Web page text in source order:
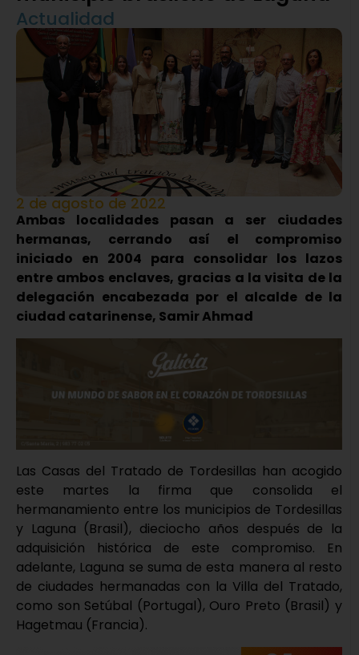
Actualidad
2 de agosto de 2022
Ambas localidades pasan a ser ciudades
hermanas, cerrando así el compromiso
iniciado en 2004 para consolidar los lazos
entre ambos enclaves, gracias a la visita de la
delegación encabezada por el alcalde de la
ciudad catarinense, Samir Ahmad
Las Casas del Tratado de Tordesillas han acogido
este martes la firma que consolida el
hermanamiento entre los municipios de Tordesillas
y Laguna (Brasil), dieciocho años después de la
adquisición histórica de este compromiso. En
adelante, Laguna se suma de esta manera al resto
de ciudades hermanadas con la Villa del Tratado,
como son Setúbal (Portugal), Ouro Preto (Brasil) y
Hagetmau (Francia).